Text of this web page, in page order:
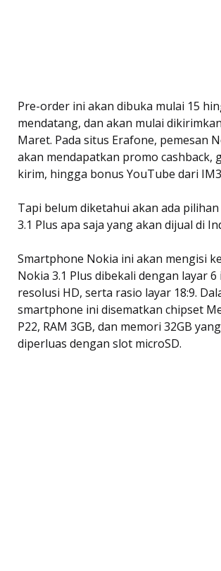
Pre-order ini akan dibuka mulai 15
mendatang, dan akan mulai
Maret. Pada situs Erafone, pemesan
akan mendapatkan promo cashback,
kirim, hingga bonus YouTube dari
Tapi belum diketahui akan ada
3.1 Plus apa saja yang akan dijual di
Smartphone Nokia ini akan mengisi
Nokia 3.1 Plus dibekali dengan layar 6
resolusi HD, serta rasio layar 18:9.
smartphone ini disematkan chipset
P22, RAM 3GB, dan memori 32GB
diperluas dengan slot microSD.